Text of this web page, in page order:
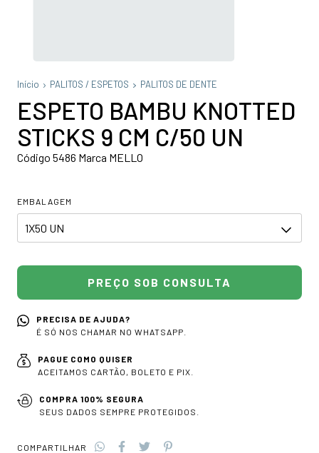
Início PALITOS / ESPETOS PALITOS DE DENTE
ESPETO BAMBU KNOTTED
STICKS 9 CM C/50 UN
Código 5486 Marca MELLO
EMBALAGEM
PRECISA DE AJUDA?
É SÓ NOS CHAMAR NO WHATSAPP.
PAGUE COMO QUISER
ACEITAMOS CARTÃO, BOLETO E PIX.
COMPRA 100% SEGURA
SEUS DADOS SEMPRE PROTEGIDOS.
COMPARTILHAR